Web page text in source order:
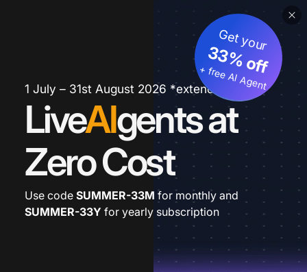
1 July – 31st August 2026 *extended
LiveAIgents at
Zero Cost
Get your
33% off
+ free AI Agent
Use code SUMMER-33M for monthly and
SUMMER-33Y for yearly subscription